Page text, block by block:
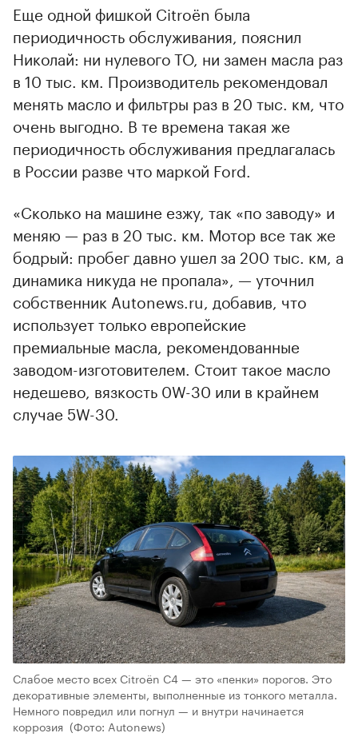
Еще одной фишкой Citroёn была
периодичность обслуживания, пояснил
Николай: ни нулевого ТО, ни замен масла раз
в 10 тыс. км. Производитель рекомендовал
менять масло и фильтры раз в 20 тыс. км, что
очень выгодно. В те времена такая же
периодичность обслуживания предлагалась
в России разве что маркой Ford.
«Сколько на машине езжу, так «по заводу» и
меняю — раз в 20 тыс. км. Мотор все так же
бодрый: пробег давно ушел за 200 тыс. км, а
динамика никуда не пропала», — уточнил
собственник Autonews.ru, добавив, что
использует только европейские
премиальные масла, рекомендованные
заводом-изготовителем. Стоит такое масло
недешево, вязкость 0W-30 или в крайнем
случае 5W-30.
Слабое место всех Citroёn С4 — это «пенки» порогов. Это
декоративные элементы, выполненные из тонкого металла.
Немного повредил или погнул — и внутри начинается
коррозия (Фото: Autonews)